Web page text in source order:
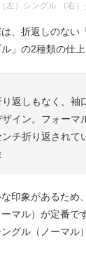
（左）シングル （右
、折返しのない
」の2種類の仕上
返しもなく、袖
ザイン。フォーマ
チ折り返されて
印象があるため
マル）が定番で
グル（ノーマル